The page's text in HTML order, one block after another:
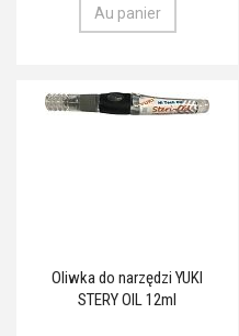
Au panier
Oliwka do narzędzi YUKI
STERY OIL 12ml